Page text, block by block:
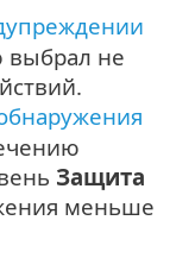
выбрал не
Защита
меньше